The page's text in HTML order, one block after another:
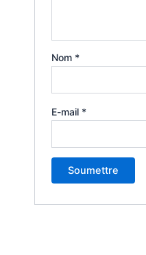
Nom *
E-mail *